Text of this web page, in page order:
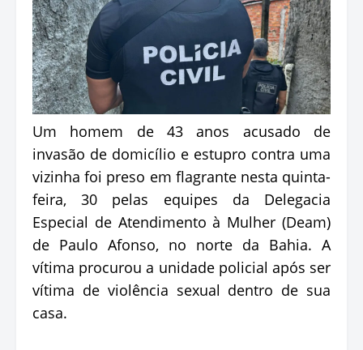
Um homem de 43 anos acusado de
invasão de domicílio e estupro contra uma
vizinha foi preso em flagrante nesta quinta-
feira, 30 pelas equipes da Delegacia
Especial de Atendimento à Mulher (Deam)
de Paulo Afonso, no norte da Bahia. A
vítima procurou a unidade policial após ser
vítima de violência sexual dentro de sua
casa.